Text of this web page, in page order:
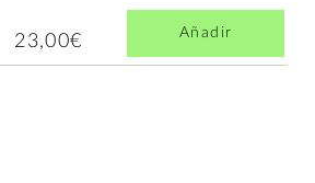
23,00€ Añadir